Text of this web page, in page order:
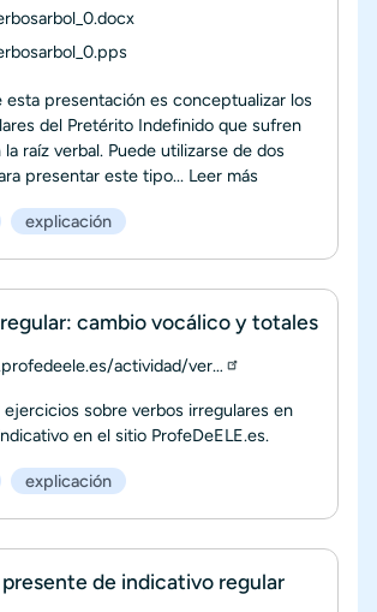
esta presentación es conceptualizar los
del Pretérito Indefinido que sufren
raíz verbal. Puede utilizarse de dos
presentar este tipo... Leer más
explicación
cambio vocálico y totales
actividad/ver…
sobre verbos irregulares en
en el sitio ProfeDeELE.es.
explicación
presente de indicativo regular